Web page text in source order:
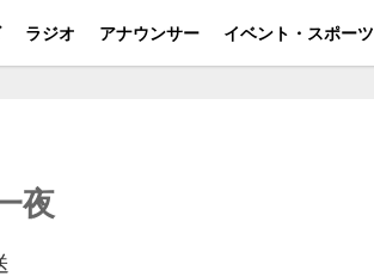
ラジオ アナウンサー イベント・スポーツ
夜